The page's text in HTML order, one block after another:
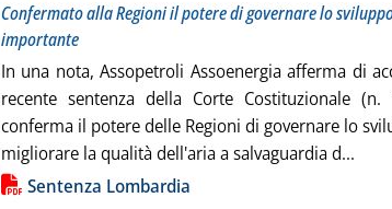
Confermato alla Regioni il potere di governare lo
importante
In una nota, Assopetroli Assoenergia afferma di
recente sentenza della Corte Costituzionale
conferma il potere delle Regioni di governare lo
migliorare la qualità dell'aria a salvaguardia d...
Lista allegati PDF alla notizia
Sentenza Lombardia